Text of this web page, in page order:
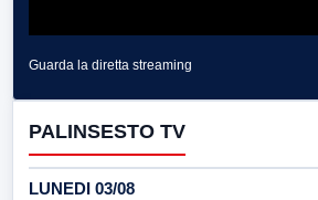
Guarda la diretta streaming
PALINSESTO TV
LUNEDI 03/08